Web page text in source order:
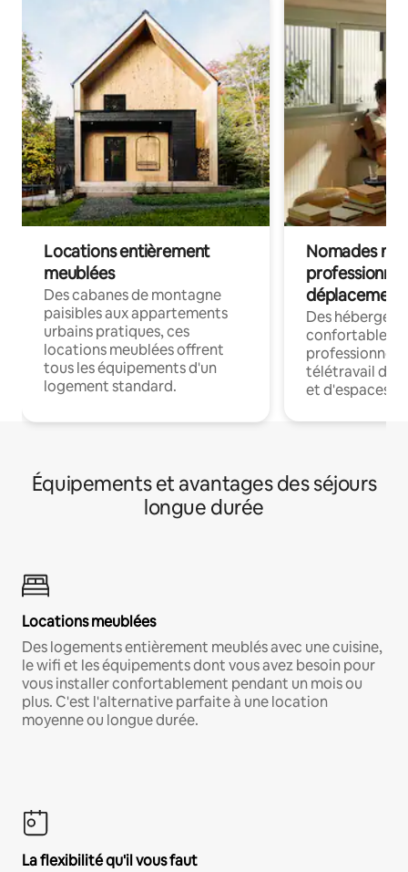
Locations entièrement
meublées
Des cabanes de montagne
paisibles aux appartements
urbains pratiques, ces
locations meublées offrent
tous les équipements d'un
logement standard.
Nomades
déplacement
Des
confortables
professionnels
télétravail
et d'espaces
Équipements et avantages des séjours
longue durée
Locations meublées
Des logements entièrement meublés avec une cuisine,
le wifi et les équipements dont vous avez besoin pour
vous installer confortablement pendant un mois ou
plus. C'est l'alternative parfaite à une location
moyenne ou longue durée.
La flexibilité qu'il vous faut